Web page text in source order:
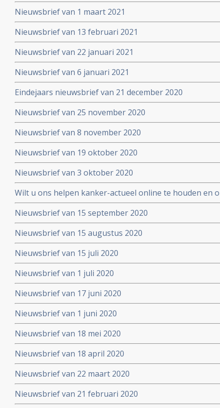
Nieuwsbrief van 1 maart 2021
Nieuwsbrief van 13 februari 2021
Nieuwsbrief van 22 januari 2021
Nieuwsbrief van 6 januari 2021
Eindejaars nieuwsbrief van 21 december 2020
Nieuwsbrief van 25 november 2020
Nieuwsbrief van 8 november 2020
Nieuwsbrief van 19 oktober 2020
Nieuwsbrief van 3 oktober 2020
Wilt u ons helpen kanker-actueel online te houden en
extra donatie aub?
Nieuwsbrief van 15 september 2020
Nieuwsbrief van 15 augustus 2020
Nieuwsbrief van 15 juli 2020
Nieuwsbrief van 1 juli 2020
Nieuwsbrief van 17 juni 2020
Nieuwsbrief van 1 juni 2020
Nieuwsbrief van 18 mei 2020
Nieuwsbrief van 18 april 2020
Nieuwsbrief van 22 maart 2020
Nieuwsbrief van 21 februari 2020